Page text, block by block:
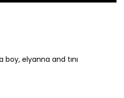
elyanna and tını